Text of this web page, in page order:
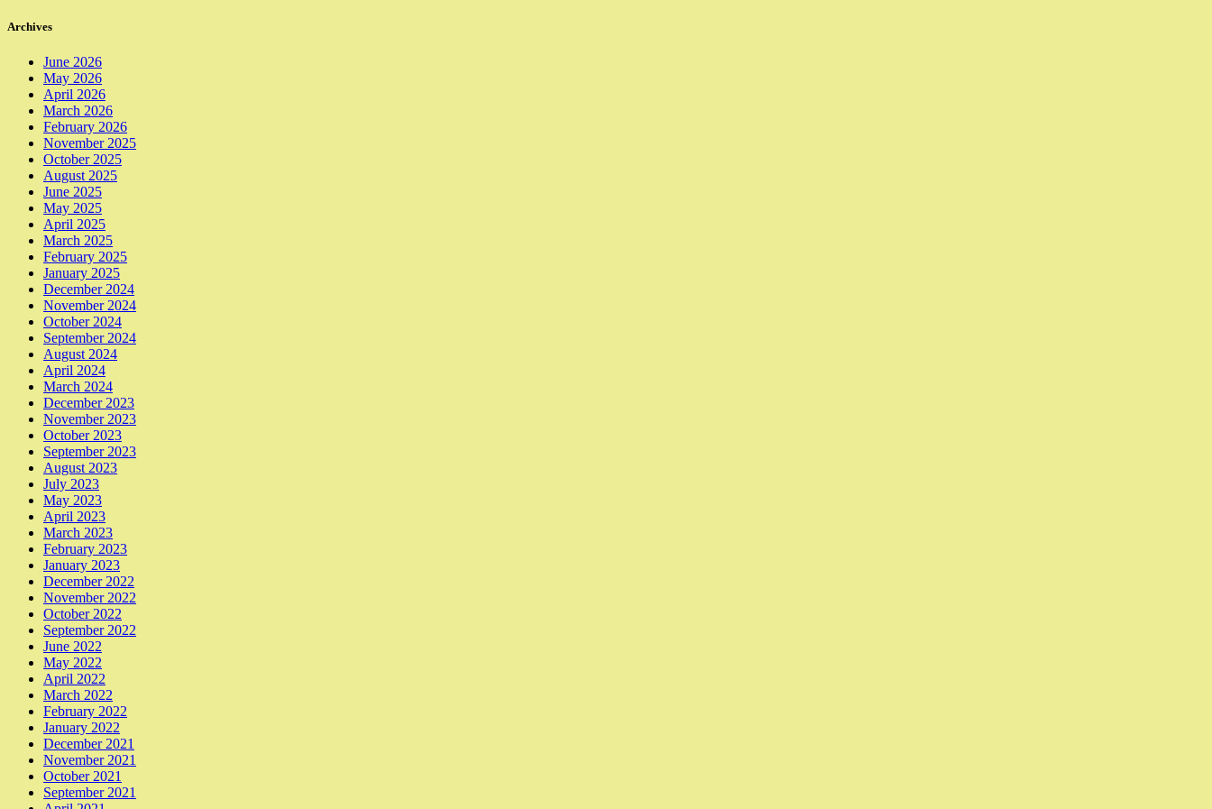
Archives
June 2026
May 2026
April 2026
March 2026
February 2026
November 2025
October 2025
August 2025
June 2025
May 2025
April 2025
March 2025
February 2025
January 2025
December 2024
November 2024
October 2024
September 2024
August 2024
April 2024
March 2024
December 2023
November 2023
October 2023
September 2023
August 2023
July 2023
May 2023
April 2023
March 2023
February 2023
January 2023
December 2022
November 2022
October 2022
September 2022
June 2022
May 2022
April 2022
March 2022
February 2022
January 2022
December 2021
November 2021
October 2021
September 2021